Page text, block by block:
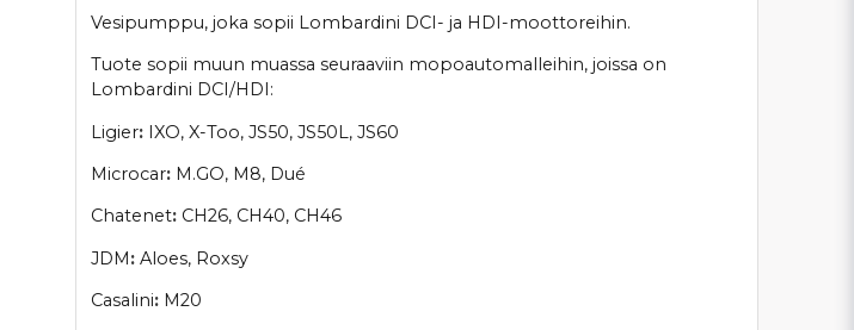
Vesipumppu, joka sopii Lombardini DCI- ja HDI-moottoreihin.
Tuote sopii muun muassa seuraaviin mopoautomalleihin, joissa on
Lombardini DCI/HDI:
Ligier: IXO, X-Too, JS50, JS50L, JS60
Microcar: M.GO, M8, Dué
Chatenet: CH26, CH40, CH46
JDM: Aloes, Roxsy
Casalini: M20